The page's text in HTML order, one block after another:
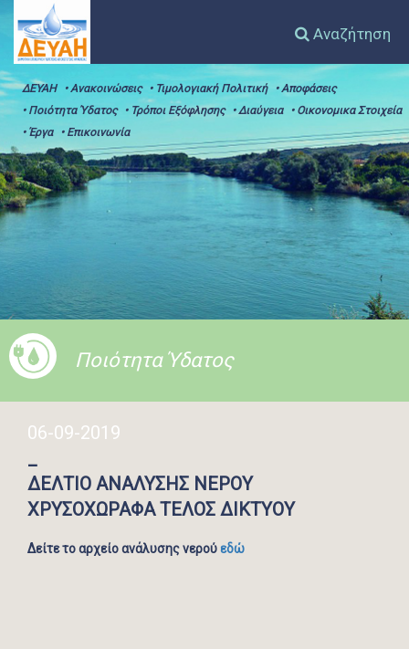
Αναζήτηση
ΔΕΥΑΗ • Ανακοινώσεις • Τιμολογιακή Πολιτική
• Αποφάσεις
• Ποιότητα Ύδατος
• Τρόποι Εξόφλησης • Διαύγεια
• Οικονομικα Στοιχεία
• Έργα
• Επικοινωνία
Ποιότητα Ύδατος
06-09-2019
_
ΔΕΛΤΙΟ ΑΝΑΛΥΣΗΣ ΝΕΡΟΥ
ΧΡΥΣΟΧΩΡΑΦΑ ΤΕΛΟΣ ΔΙΚΤΥΟΥ
Δείτε το αρχείο ανάλυσης νερούεδώ